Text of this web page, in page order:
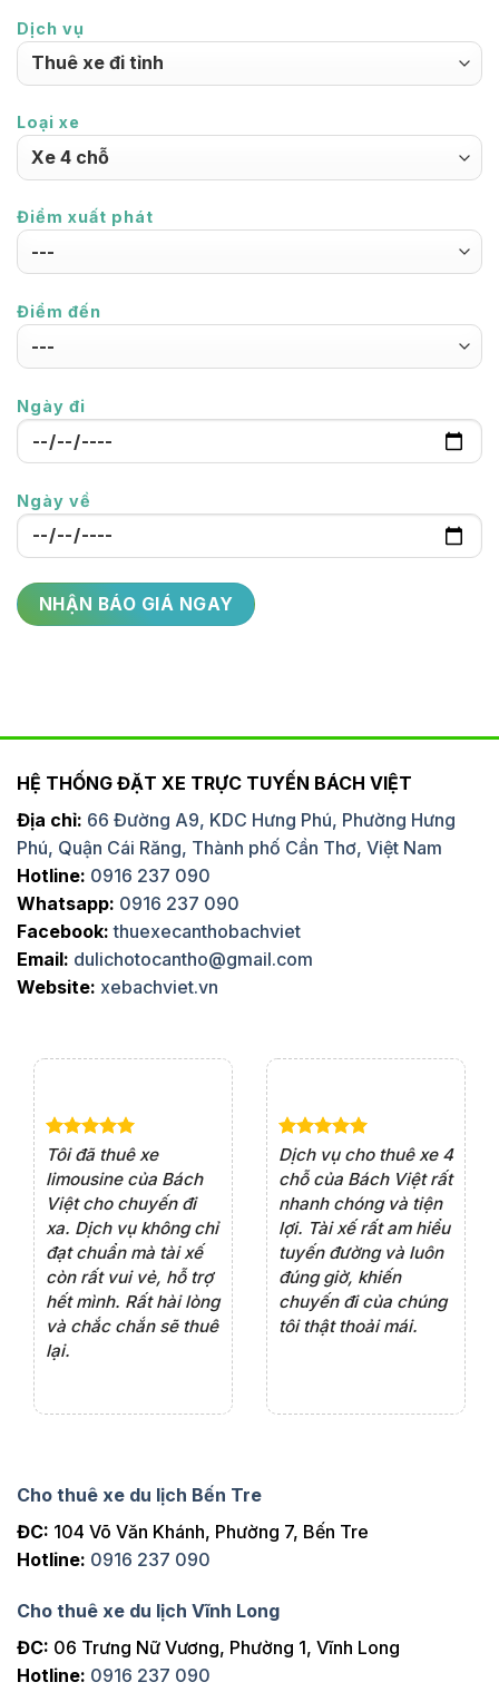
Dịch vụ
Loại xe
Điểm xuất phát
Điểm đến
Ngày đi
Ngày về
HỆ THỐNG ĐẶT XE TRỰC TUYẾN BÁCH VIỆT
Địa chỉ: 66 Đường A9, KDC Hưng Phú, Phường Hưng
Phú, Quận Cái Răng, Thành phố Cần Thơ, Việt Nam
Hotline: 0916 237 090
Whatsapp: 0916 237 090
Facebook: thuexecanthobachviet
Email: dulichotocantho@gmail.com
Website: xebachviet.vn
Dịch vụ cho thuê xe 7
chỗ của Bách Việt rất
chuyên nghiệp,đặc
biệt tài xế rất nhiệt
tình vui vẻ,sẽ ủng hộ
thường xuyên
Lần đầu thuê xe 16
chỗ tại Bách Việt, tôi
rất hài lòng với chất
lượng xe và sự
chuyên nghiệp của
tài xế. Dịch vụ tận
tâm, chu đáo, sẽ tiếp
tục sử dụng trong
Cho thuê xe du lịch Bến Tre
ĐC: 104 Võ Văn Khánh, Phường 7, Bến Tre
Hotline: 0916 237 090
Cho thuê xe du lịch Vĩnh Long
ĐC: 06 Trưng Nữ Vương, Phường 1, Vĩnh Long
Hotline: 0916 237 090